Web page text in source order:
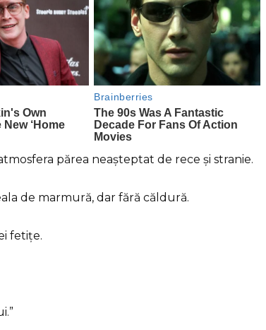
părea neașteptat de rece și stranie.
de marmură, dar fără căldură.
fetițe.